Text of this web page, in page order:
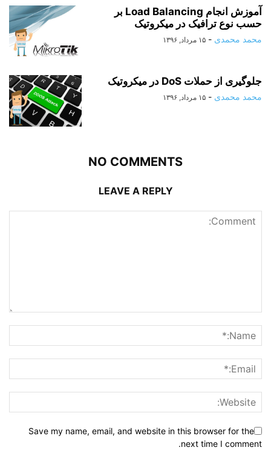
آموزش انجام Load Balancing بر
حسب نوع ترافیک در میکروتیک
محمد محمدی - ۱۵ مرداد, ۱۳۹۶
جلوگیری از حملات DoS در میکروتیک
محمد محمدی - ۱۵ مرداد, ۱۳۹۶
NO COMMENTS
LEAVE A REPLY
Save my name, email, and website in this browser for the
next time I comment.